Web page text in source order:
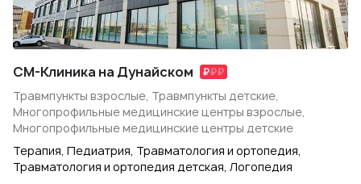
СМ-Клиника на Дунайском
Травмпункты взрослые, Травмпункты детские,
Многопрофильные медицинские центры взрослые,
Многопрофильные медицинские центры детские
Терапия, Педиатрия, Травматология и ортопедия,
Травматология и ортопедия детская, Логопедия